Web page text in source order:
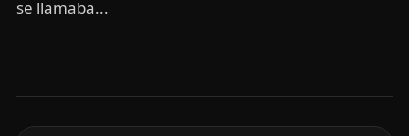
se llamaba...